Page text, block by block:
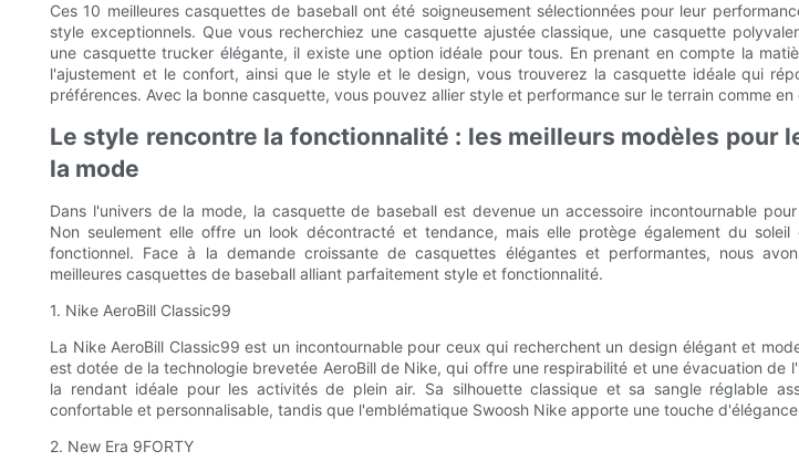
Ces 10 meilleures casquettes de baseball ont été soigneusement sélectionnées pour leur
style exceptionnels. Que vous recherchiez une casquette ajustée classique, une casquette
une casquette trucker élégante, il existe une option idéale pour tous. En prenant en compte la
l'ajustement et le confort, ainsi que le style et le design, vous trouverez la casquette idéale qui
préférences. Avec la bonne casquette, vous pouvez allier style et performance sur le terrain comme en
Le style rencontre la fonctionnalité : les meilleurs modèles pour
la mode
Dans l'univers de la mode, la casquette de baseball est devenue un accessoire incontournable
Non seulement elle offre un look décontracté et tendance, mais elle protège également du
fonctionnel. Face à la demande croissante de casquettes élégantes et performantes, nous
meilleures casquettes de baseball alliant parfaitement style et fonctionnalité.
1. Nike AeroBill Classic99
La Nike AeroBill Classic99 est un incontournable pour ceux qui recherchent un design élégant et
est dotée de la technologie brevetée AeroBill de Nike, qui offre une respirabilité et une évacuation de
la rendant idéale pour les activités de plein air. Sa silhouette classique et sa sangle réglable
confortable et personnalisable, tandis que l'emblématique Swoosh Nike apporte une touche
2. New Era 9FORTY